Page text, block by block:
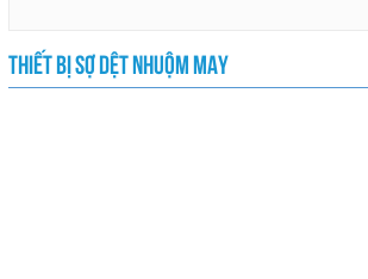
THIẾT BỊ SỢ DỆT NHUỘM MAY